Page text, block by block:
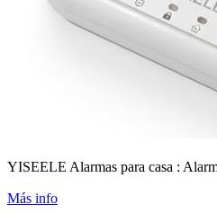
YISEELE Alarmas para casa :
Más info